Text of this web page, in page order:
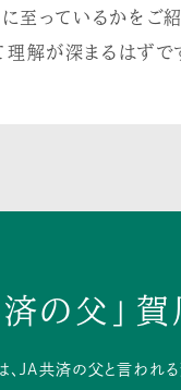
至っているかをご紹
解が深まるはずで
済の父」
JA共済の父と言われる